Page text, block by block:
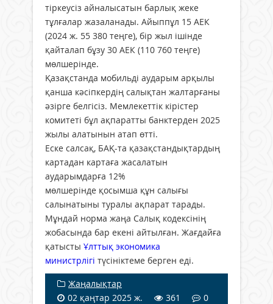
тіркеусіз айналысатын барлық жеке
тұлғалар жазаланады. Айыппұл 15 АЕК
(2024 ж. 55 380 теңге), бір жыл ішінде
қайталап бұзу 30 АЕК (110 760 теңге)
мөлшерінде.
Қазақстанда мобильді аударым арқылы
қанша кәсіпкердің салықтан жалтарғаны
әзірге белгісіз. Мемлекеттік кірістер
комитеті бұл ақпаратты банктерден 2025
жылы алатынын атап өтті.
Еске салсақ, БАҚ-та қазақстандықтардың
картадан картаға жасалатын
аударымдарға 12%
мөлшерінде қосымша құн салығы
салынатыны туралы ақпарат тарады.
Мұндай норма жаңа Салық кодексінің
жобасында бар екені айтылған. Жағдайға
қатысты Ұлттық экономика
министрлігі түсініктеме берген еді.
Жаңалықтар
02 қаңтар 2025 ж.
361 0